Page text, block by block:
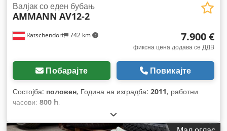
Ratschendorf 742 km
Валјак со еден бубањ
AMMANN AV12-2
7.900 €
фиксна цена додава се ДДВ
Побарајте Повикајте
Состојба: половен, Година на изградба: 2011, работни
часови: 800 h,